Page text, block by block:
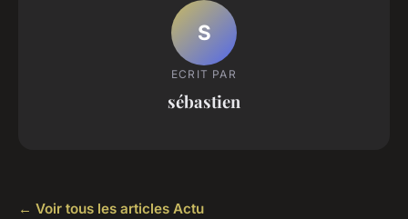
S
ECRIT PAR
sébastien
← Voir tous les articles Actu